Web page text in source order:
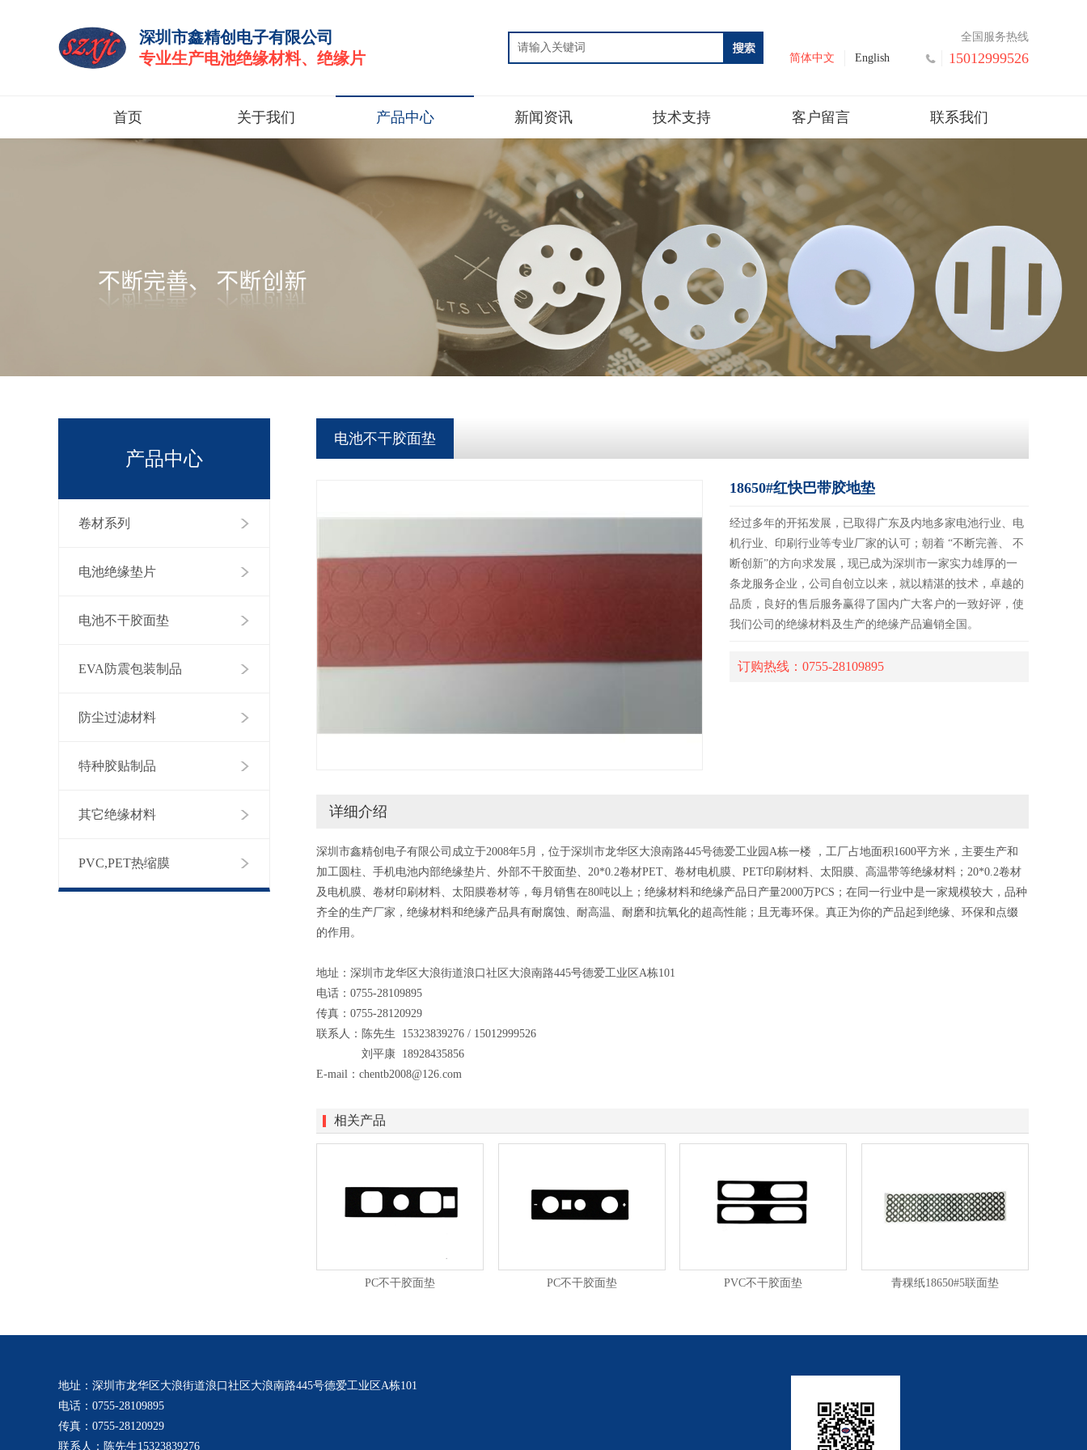
深圳市鑫精创电子有限公司
专业生产电池绝缘材料、绝缘片
全国服务热线
15012999526
简体中文 English
首页 关于我们 产品中心 新闻资讯 技术支持 客户留言 联系我们
产品中心
卷材系列
电池绝缘垫片
电池不干胶面垫
EVA防震包装制品
防尘过滤材料
特种胶贴制品
其它绝缘材料
PVC,PET热缩膜
电池不干胶面垫
18650#红快巴带胶地垫
经过多年的开拓发展，已取得广东及内地多家电池行业、电
机行业、印刷行业等专业厂家的认可；朝着 “不断完善、 不
断创新”的方向求发展，现已成为深圳市一家实力雄厚的一
条龙服务企业，公司自创立以来，就以精湛的技术，卓越的
品质，良好的售后服务赢得了国内广大客户的一致好评，使
我们公司的绝缘材料及生产的绝缘产品遍销全国。
订购热线：0755-28109895
详细介绍
深圳市鑫精创电子有限公司成立于2008年5月，位于深圳市龙华区大浪南路445号德爱工业园A栋一楼 ，工厂占地面积1600平方米，主要生产和
加工圆柱、手机电池内部绝缘垫片、外部不干胶面垫、20*0.2卷材PET、卷材电机膜、PET印刷材料、太阳膜、高温带等绝缘材料；20*0.2卷材
及电机膜、卷材印刷材料、太阳膜卷材等，每月销售在80吨以上；绝缘材料和绝缘产品日产量2000万PCS；在同一行业中是一家规模较大，品种
齐全的生产厂家，绝缘材料和绝缘产品具有耐腐蚀、耐高温、耐磨和抗氧化的超高性能；且无毒环保。真正为你的产品起到绝缘、环保和点缀
的作用。
地址：深圳市龙华区大浪街道浪口社区大浪南路445号德爱工业区A栋101
电话：0755-28109895
传真：0755-28120929
联系人：陈先生 15323839276 / 15012999526
刘平康 18928435856
E-mail：chentb2008@126.com
相关产品
PC不干胶面垫 PC不干胶面垫 PVC不干胶面垫 青稞纸18650#5联面垫
地址：深圳市龙华区大浪街道浪口社区大浪南路445号德爱工业区A栋101
电话：0755-28109895
传真：0755-28120929
联系人：陈先生15323839276